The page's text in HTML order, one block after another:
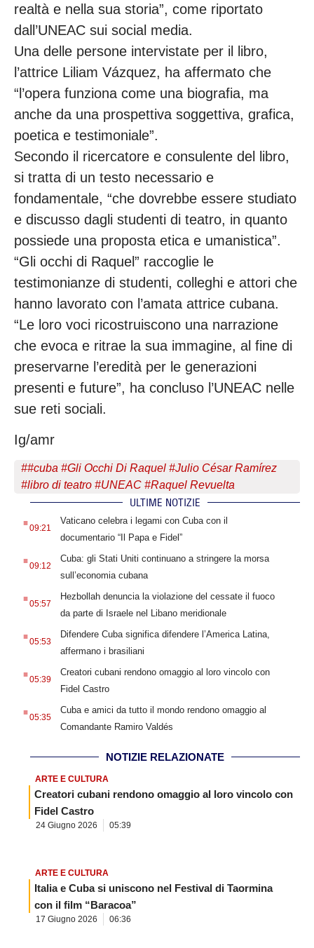
realtà e nella sua storia”, come riportato
dall’UNEAC sui social media.
Una delle persone intervistate per il libro,
l’attrice Liliam Vázquez, ha affermato che
“l’opera funziona come una biografia, ma
anche da una prospettiva soggettiva, grafica,
poetica e testimoniale”.
Secondo il ricercatore e consulente del libro,
si tratta di un testo necessario e
fondamentale, “che dovrebbe essere studiato
e discusso dagli studenti di teatro, in quanto
possiede una proposta etica e umanistica”.
“Gli occhi di Raquel” raccoglie le
testimonianze di studenti, colleghi e attori che
hanno lavorato con l’amata attrice cubana.
“Le loro voci ricostruiscono una narrazione
che evoca e ritrae la sua immagine, al fine di
preservarne l’eredità per le generazioni
presenti e future”, ha concluso l’UNEAC nelle
sue reti sociali.
Ig/amr
##cuba #Gli Occhi Di Raquel #Julio César Ramírez
#libro di teatro #UNEAC #Raquel Revuelta
ULTIME NOTIZIE
.09:21
Vaticano celebra i legami con Cuba con il
documentario “Il Papa e Fidel”
.09:12
Cuba: gli Stati Uniti continuano a stringere la morsa
sull’economia cubana
.05:57
Hezbollah denuncia la violazione del cessate il fuoco
da parte di Israele nel Libano meridionale
.05:53
Difendere Cuba significa difendere l’America Latina,
affermano i brasiliani
.05:39
Creatori cubani rendono omaggio al loro vincolo con
Fidel Castro
.05:35
Cuba e amici da tutto il mondo rendono omaggio al
Comandante Ramiro Valdés
NOTIZIE RELAZIONATE
ARTE E CULTURA
Creatori cubani rendono omaggio al loro vincolo con
Fidel Castro
24 Giugno 2026 05:39
ARTE E CULTURA
Italia e Cuba si uniscono nel Festival di Taormina
con il film “Baracoa”
17 Giugno 2026 06:36